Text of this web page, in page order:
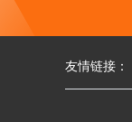
友情链接：